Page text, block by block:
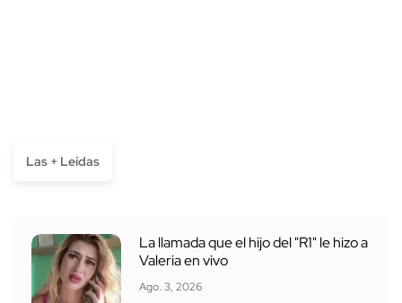
Las + Leídas
La llamada que el hijo del "R1" le hizo a
Valeria en vivo
Ago. 3, 2026